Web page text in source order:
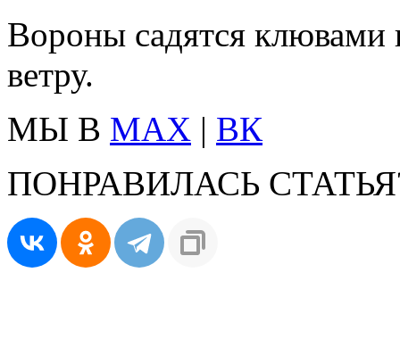
Вороны садятся
ветру.
МЫ В MAX | ВК
ПОНРАВИЛАСЬ